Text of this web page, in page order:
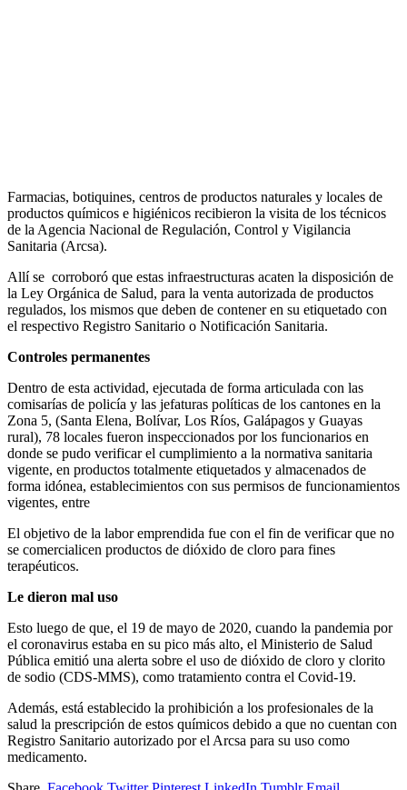
Farmacias, botiquines, centros de productos naturales y locales de
productos químicos e higiénicos recibieron la visita de los técnicos
de la Agencia Nacional de Regulación, Control y Vigilancia
Sanitaria (Arcsa).
Allí se corroboró que estas infraestructuras acaten la disposición de
la Ley Orgánica de Salud, para la venta autorizada de productos
regulados, los mismos que deben de contener en su etiquetado con
el respectivo Registro Sanitario o Notificación Sanitaria.
Controles permanentes
Dentro de esta actividad, ejecutada de forma articulada con las
comisarías de policía y las jefaturas políticas de los cantones en la
Zona 5, (Santa Elena, Bolívar, Los Ríos, Galápagos y Guayas
rural), 78 locales fueron inspeccionados por los funcionarios en
donde se pudo verificar el cumplimiento a la normativa sanitaria
vigente, en productos totalmente etiquetados y almacenados de
forma idónea, establecimientos con sus permisos de funcionamientos
vigentes, entre
El objetivo de la labor emprendida fue con el fin de verificar que no
se comercialicen productos de dióxido de cloro para fines
terapéuticos.
Le dieron mal uso
Esto luego de que, el 19 de mayo de 2020, cuando la pandemia por
el coronavirus estaba en su pico más alto, el Ministerio de Salud
Pública emitió una alerta sobre el uso de dióxido de cloro y clorito
de sodio (CDS-MMS), como tratamiento contra el Covid-19.
Además, está establecido la prohibición a los profesionales de la
salud la prescripción de estos químicos debido a que no cuentan con
Registro Sanitario autorizado por el Arcsa para su uso como
medicamento.